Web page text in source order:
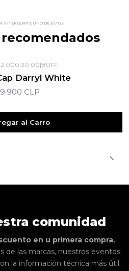
INTERESARTE UNO DE ESTOS
|BUFF
Darryl White
CLP
al Carro
comunidad
en u primera compra.
de las marcas, nuestros eventos
la información técnica más útil.